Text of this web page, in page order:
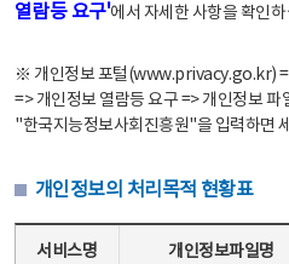
열람등 요구'에서 자세한 사항을 확인
※ 개인정보 포털(www.privacy.go.kr)
=> 개인정보 열람등 요구 => 개인정보 파
"한국지능정보사회진흥원"을 입력하면
개인정보의 처리목적 현황표
서비스명 개인정보파일명